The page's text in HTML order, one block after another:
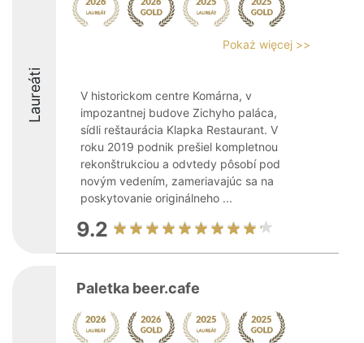
Laureáti
Pokaż więcej >>
V historickom centre Komárna, v
impozantnej budove Zichyho paláca,
sídli reštaurácia Klapka Restaurant. V
roku 2019 podnik prešiel kompletnou
rekonštrukciou a odvtedy pôsobí pod
novým vedením, zameriavajúc sa na
poskytovanie originálneho ...
9.2
Paletka beer.cafe